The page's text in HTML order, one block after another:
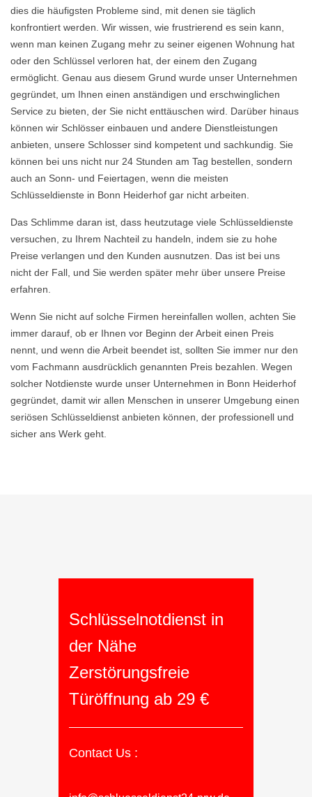
dies die häufigsten Probleme sind, mit denen sie täglich
konfrontiert werden. Wir wissen, wie frustrierend es sein kann,
wenn man keinen Zugang mehr zu seiner eigenen Wohnung hat
oder den Schlüssel verloren hat, der einem den Zugang
ermöglicht. Genau aus diesem Grund wurde unser Unternehmen
gegründet, um Ihnen einen anständigen und erschwinglichen
Service zu bieten, der Sie nicht enttäuschen wird. Darüber hinaus
können wir Schlösser einbauen und andere Dienstleistungen
anbieten, unsere Schlosser sind kompetent und sachkundig. Sie
können bei uns nicht nur 24 Stunden am Tag bestellen, sondern
auch an Sonn- und Feiertagen, wenn die meisten
Schlüsseldienste in Bonn Heiderhof gar nicht arbeiten.
Das Schlimme daran ist, dass heutzutage viele Schlüsseldienste
versuchen, zu Ihrem Nachteil zu handeln, indem sie zu hohe
Preise verlangen und den Kunden ausnutzen. Das ist bei uns
nicht der Fall, und Sie werden später mehr über unsere Preise
erfahren.
Wenn Sie nicht auf solche Firmen hereinfallen wollen, achten Sie
immer darauf, ob er Ihnen vor Beginn der Arbeit einen Preis
nennt, und wenn die Arbeit beendet ist, sollten Sie immer nur den
vom Fachmann ausdrücklich genannten Preis bezahlen. Wegen
solcher Notdienste wurde unser Unternehmen in Bonn Heiderhof
gegründet, damit wir allen Menschen in unserer Umgebung einen
seriösen Schlüsseldienst anbieten können, der professionell und
sicher ans Werk geht.
Schlüsselnotdienst in
der Nähe
Zerstörungsfreie
Türöffnung ab 29 €
Contact Us :